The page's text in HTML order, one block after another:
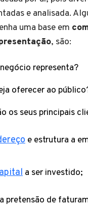
e analisada.
uma base em
, são:
representa?
oferecer ao
os seus principais
e estrutura a
a ser investido;
pretensão de